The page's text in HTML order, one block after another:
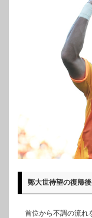
鄭大世待望の復帰
首位から不調の流れ